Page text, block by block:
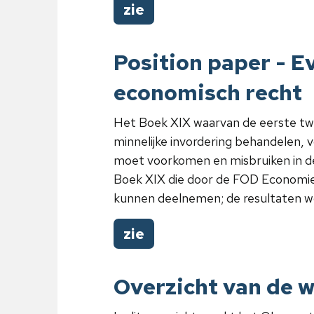
zie
Position paper -
economisch recht
Het Boek XIX waarvan de eerste
minnelijke invordering
moet voorkomen en misbruiken in
Boek XIX die door de FOD
kunnen deelnemen; de resultaten
zie
Overzicht van de